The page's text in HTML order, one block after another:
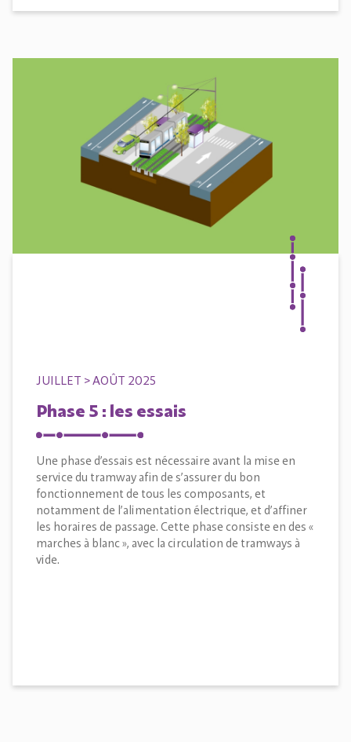
JUILLET > AOÛT 2025
Phase 5 : les essais
Une phase d’essais est nécessaire avant la mise en
service du tramway afin de s’assurer du bon
fonctionnement de tous les composants, et
notamment de l’alimentation électrique, et d’affiner
les horaires de passage. Cette phase consiste en des «
marches à blanc », avec la circulation de tramways à
vide.